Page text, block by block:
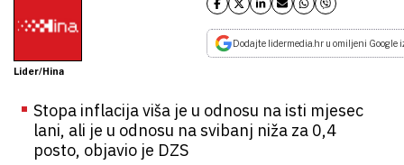
Lider/Hina
Dodajte lidermedia.hr u omiljeni Google
Stopa inflacija viša je u odnosu na isti mjesec
lani, ali je u odnosu na svibanj niža za 0,4
posto, objavio je DZS